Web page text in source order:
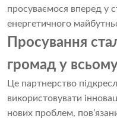
просуваємося вперед у
енергетичного
Просування
громад у всьому
Це партнерство
використовувати
нових проблем,